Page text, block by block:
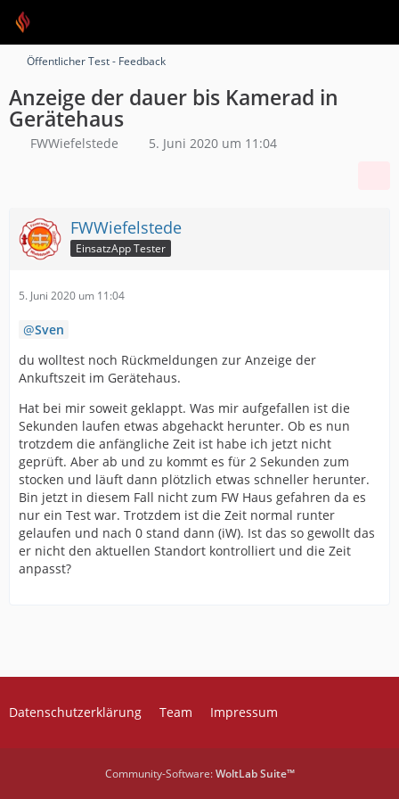
Öffentlicher Test - Feedback
Anzeige der dauer bis Kamerad in
Gerätehaus
FWWiefelstede 5. Juni 2020 um 11:04
FWWiefelstede
EinsatzApp Tester
5. Juni 2020 um 11:04
Sven
du wolltest noch Rückmeldungen zur Anzeige der
Ankuftszeit im Gerätehaus.
Hat bei mir soweit geklappt. Was mir aufgefallen ist die
Sekunden laufen etwas abgehackt herunter. Ob es nun
trotzdem die anfängliche Zeit ist habe ich jetzt nicht
geprüft. Aber ab und zu kommt es für 2 Sekunden zum
stocken und läuft dann plötzlich etwas schneller herunter.
Bin jetzt in diesem Fall nicht zum FW Haus gefahren da es
nur ein Test war. Trotzdem ist die Zeit normal runter
gelaufen und nach 0 stand dann (iW). Ist das so gewollt das
er nicht den aktuellen Standort kontrolliert und die Zeit
anpasst?
Datenschutzerklärung Team Impressum
Community-Software:WoltLab Suite™